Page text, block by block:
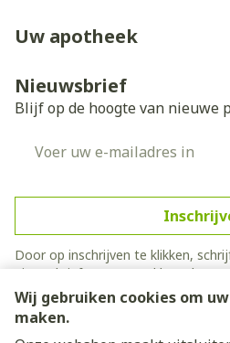
Wij gebruiken cookies om
maken.
Uw apotheek
Nieuwsbrief
Blijf op de hoogte van nieuwe
Door op inschrijven te klikken,
nieuwsbrief en gaat u akkoord met